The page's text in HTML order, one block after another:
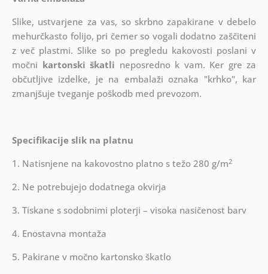
Slike, ustvarjene za vas, so skrbno zapakirane v debelo
mehurčkasto folijo, pri čemer so vogali dodatno zaščiteni
z več plastmi. Slike so po pregledu kakovosti poslani v
močni kartonski škatli neposredno k vam. Ker gre za
občutljive izdelke, je na embalaži oznaka "krhko", kar
zmanjšuje tveganje poškodb med prevozom.
Specifikacije slik na platnu
1. Natisnjene na kakovostno platno s težo 280 g/m2
2. Ne potrebujejo dodatnega okvirja
3. Tiskane s sodobnimi ploterji – visoka nasičenost barv
4. Enostavna montaža
5. Pakirane v močno kartonsko škatlo